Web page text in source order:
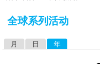
这
全球系列活动
月 日 年